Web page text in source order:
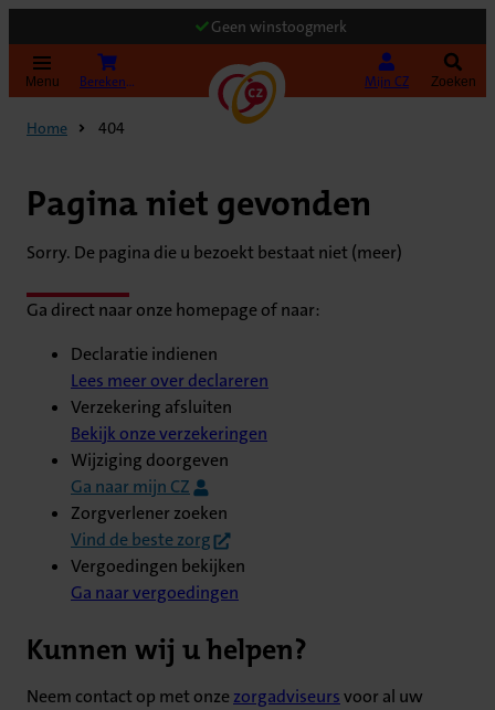
Geen winstoogmerk
Menu Bereken uw premie Mijn CZ Zoeken
Home 404
Pagina niet gevonden
Sorry. De pagina die u bezoekt bestaat niet (meer)
Ga direct naar onze homepage of naar:
Declaratie indienen
Lees meer over declareren
Verzekering afsluiten
Bekijk onze verzekeringen
Wijziging doorgeven
Ga naar mijn CZ
Zorgverlener zoeken
Vind de beste zorg(opent in nieuw tabblad)
Vergoedingen bekijken
Ga naar vergoedingen
Kunnen wij u helpen?
Neem contact op met onzezorgadviseursvoor al uw